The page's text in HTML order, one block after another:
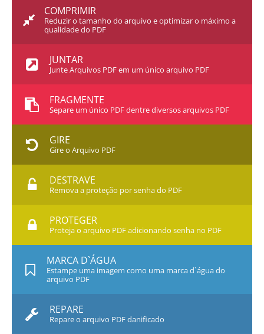
COMPRIMIR
Reduzir o tamanho do arquivo e optimizar o máximo a
qualidade do PDF
JUNTAR
Junte Arquivos PDF em um único arquivo PDF
FRAGMENTE
Separe um único PDF dentre diversos arquivos PDF
GIRE
Gire o Arquivo PDF
DESTRAVE
Remova a proteção por senha do PDF
PROTEGER
Proteja o arquivo PDF adicionando senha no PDF
MARCA D`ÁGUA
Estampe uma imagem como uma marca d`água do
arquivo PDF
REPARE
Repare o arquivo PDF danificado